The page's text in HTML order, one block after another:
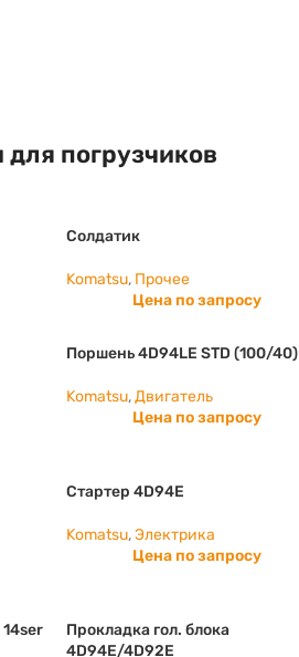
погрузчиков
Солдатик
Komatsu, Прочее
Цена по запросу
Поршень 4D94LE STD (100/40)
Komatsu,Двигатель
Цена по запросу
Стартер 4D94E
Komatsu,Электрика
Цена по запросу
Прокладка гол. блока
4D94E/4D92E